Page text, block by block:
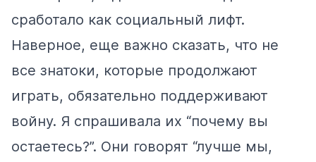
сработало как социальный лифт.
Наверное, еще важно сказать, что не
все знатоки, которые продолжают
играть, обязательно поддерживают
войну. Я спрашивала их “почему вы
остаетесь?”. Они говорят “лучше мы,